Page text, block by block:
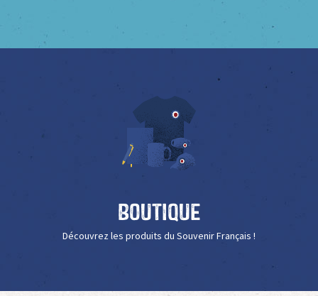
Boutique
Découvrez les produits du Souvenir Français !